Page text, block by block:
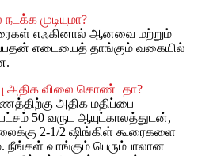
முடியுமா?
எஃகினால் ஆனவை மற்றும்
எடையைத் தாங்கும் வகையில்
அதிக விலை கொண்டதா?
அதிக மதிப்பை
50 வருட ஆயுட்காலத்துடன்,
2-1/2 ஷிங்கிள் கூரைகளை
நீங்கள் வாங்கும் பெரும்பாலான